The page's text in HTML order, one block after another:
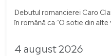
4 august 2026
Debutul romancierei Caro
în română ca ”O sotie din alte